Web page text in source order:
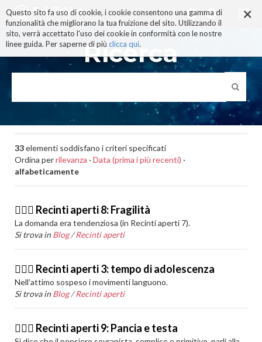
×
Questo sito fa uso di cookie, i cookie consentono una gamma di
funzionalità che migliorano la tua fruizione del sito. Utilizzando il
sito, verrà accettato l'uso dei cookie in conformità con le nostre
linee guida. Per saperne di più clicca qui.
ai
contenuti.
|
alla
navigazione
Ricerca
33elementi soddisfano i criteri specificati
Ordina perrilevanza · Data (prima i più recenti) ·
alfabeticamente
🙆🏽‍♂️ Recinti aperti 8: Fragilità
La domanda era tendenziosa (in Recinti aperti 7).
Si trova in Blog /Recinti aperti
🙆🏽‍♂️ Recinti aperti 3: tempo di adolescenza
Nell’attimo sospeso i movimenti languono.
Si trova in Blog /Recinti aperti
🙆🏽‍♂️ Recinti aperti 9: Pancia e testa